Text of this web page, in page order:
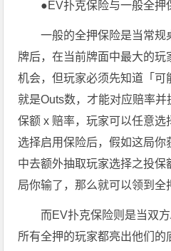
●EV扑克保险与一般全押
一般的全押保险是当常
牌后，在当前牌面中最大的玩
机会，但玩家必须先知道「可
就是Outs数，才能对应赔率
保额 x 赔率，玩家可以任意
选择启用保险后，假如这局
中去额外抽取玩家选择之投保
局你输了，那么就可以领到全
而EV扑克保险则是当双
所有全押的玩家都亮出他们的